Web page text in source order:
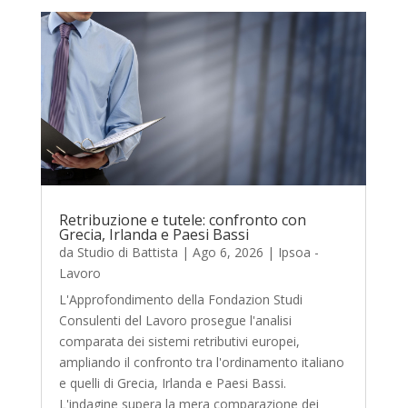
Retribuzione e tutele: confronto con
Grecia, Irlanda e Paesi Bassi
da Studio di Battista | Ago 6, 2026 | Ipsoa -
Lavoro
L'Approfondimento della Fondazion Studi
Consulenti del Lavoro prosegue l'analisi
comparata dei sistemi retributivi europei,
ampliando il confronto tra l'ordinamento italiano
e quelli di Grecia, Irlanda e Paesi Bassi.
L'indagine supera la mera comparazione dei